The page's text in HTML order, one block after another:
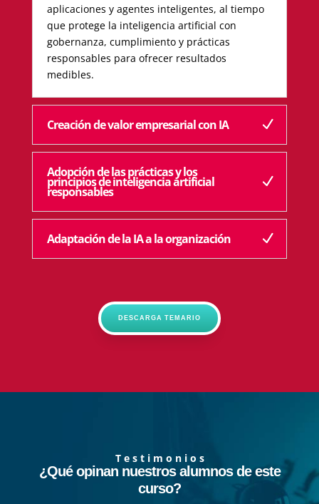
aplicaciones y agentes inteligentes, al tiempo
que protege la inteligencia artificial con
gobernanza, cumplimiento y prácticas
responsables para ofrecer resultados
medibles.
Creación de valor empresarial con IA
Adopción de las prácticas y los
principios de inteligencia artificial
responsables
Adaptación de la IA a la organización
DESCARGA TEMARIO
T e s t i m o n i o s
¿Qué opinan nuestros alumnos de este
curso?